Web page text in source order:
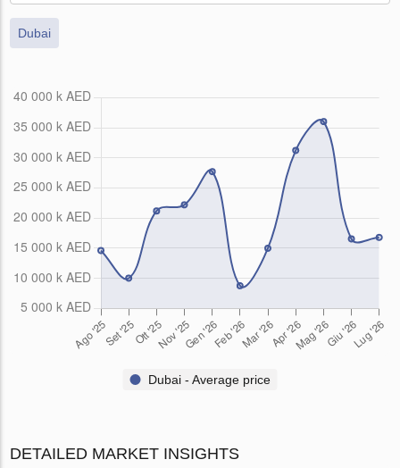
Dubai
Dubai - Average price
DETAILED MARKET INSIGHTS